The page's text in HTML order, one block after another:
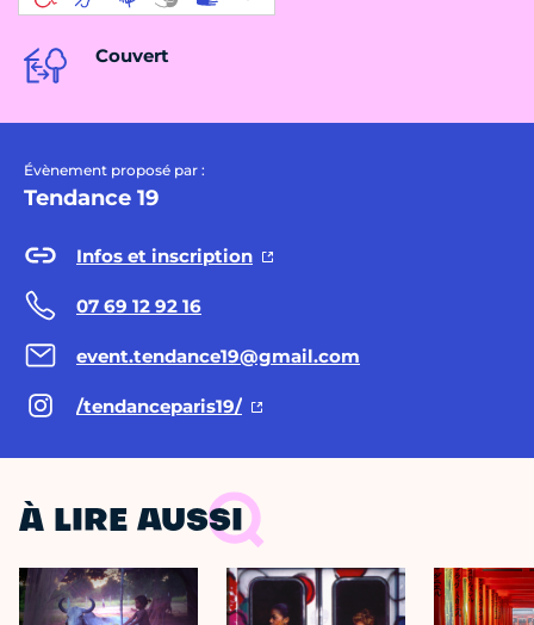
Couvert
Évènement proposé par :
Tendance 19
Infos et inscription
07 69 12 92 16
event.tendance19@gmail.com
/tendanceparis19/
À LIRE AUSSI